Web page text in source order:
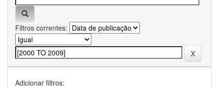
Filtros correntes:
Adicionar filtros: